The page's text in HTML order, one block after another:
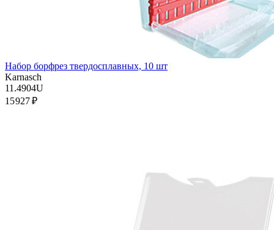
Набор борфрез твердосплавных, 10 шт
Karnasch
11.4904U
15 927 ₽